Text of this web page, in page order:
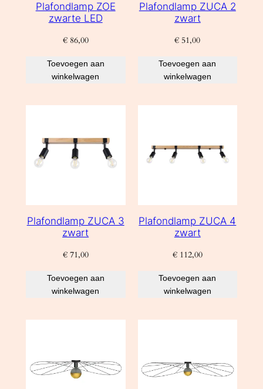
Plafondlamp ZOE
zwarte LED
€86,00
Toevoegen aan
winkelwagen
Plafondlamp ZUCA 2
zwart
€ 51,00
Toevoegen aan
winkelwagen
Plafondlamp ZUCA 3
zwart
€71,00
Toevoegen aan
winkelwagen
Plafondlamp ZUCA 4
zwart
€112,00
Toevoegen aan
winkelwagen